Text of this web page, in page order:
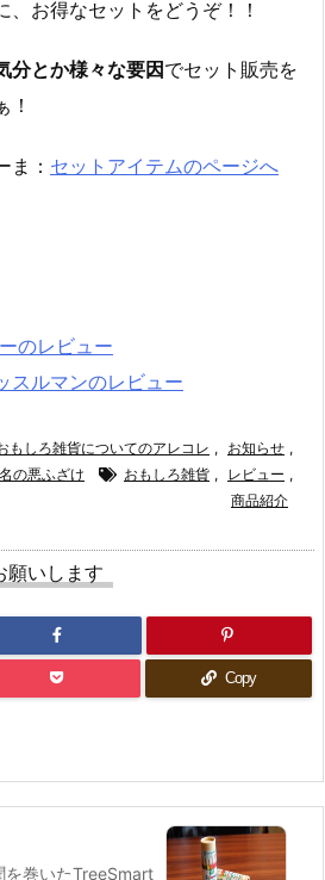
、お得なセットをどうぞ！！
分とか様々な要因 でセット販売を
！
ま： セットアイテムのページへ
のレビュー
スルマンのレビュー
もしろ雑貨についてのアレコレ , お知らせ ,
の悪ふざけ
おもしろ雑貨 , レビュー ,
商品紹介
願いします
Copy
を巻いたTreeSmart